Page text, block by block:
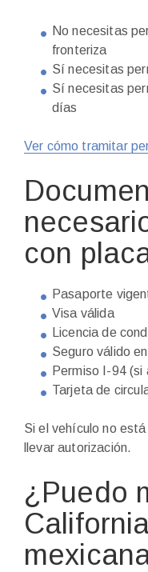
No necesitas
fronteriza
Sí necesitas
Sí necesitas
días
Ver cómo tramitar
con
Pasaporte
Visa válida
Licencia de
Seguro válido
Permiso I-94 (si
Tarjeta de
Si el vehículo no
llevar autorización.
¿Puedo